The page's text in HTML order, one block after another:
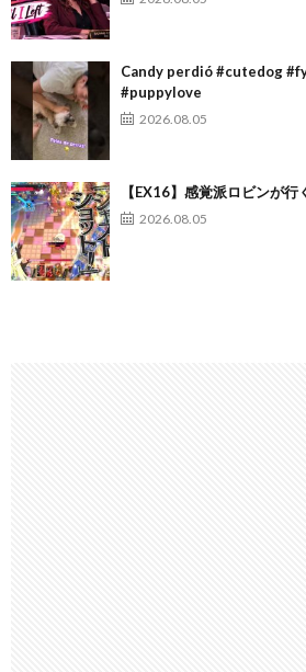
Candy perdió #cutedog
#puppylove
2026.08.05
【EX16】感覚派ロビンが
2026.08.05